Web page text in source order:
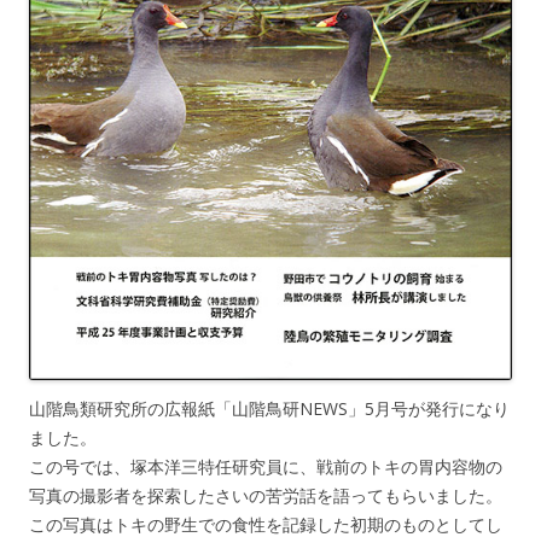
山階鳥類研究所の広報紙「山階鳥研NEWS」5月号が発行になり
ました。
この号では、塚本洋三特任研究員に、戦前のトキの胃内容物の
写真の撮影者を探索したさいの苦労話を語ってもらいました。
この写真はトキの野生での食性を記録した初期のものとしてし